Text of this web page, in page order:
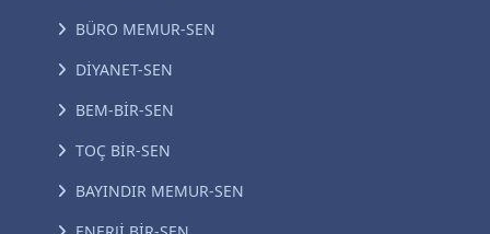
BÜRO MEMUR-SEN
DİYANET-SEN
BEM-BİR-SEN
TOÇ BİR-SEN
BAYINDIR MEMUR-SEN